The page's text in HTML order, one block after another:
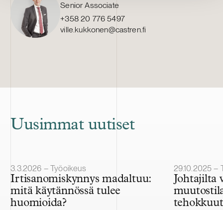
Senior Associate
+358 20 776 5497
ville.kukkonen@castren.fi
Uusimmat uutiset
Julkaistu
3.3.2026 – Työoikeus
Irtisanomiskynnys madaltuu:
mitä käytännössä tulee
huomioida?
Julkaistu
29.10.2025 –
Johtajilta